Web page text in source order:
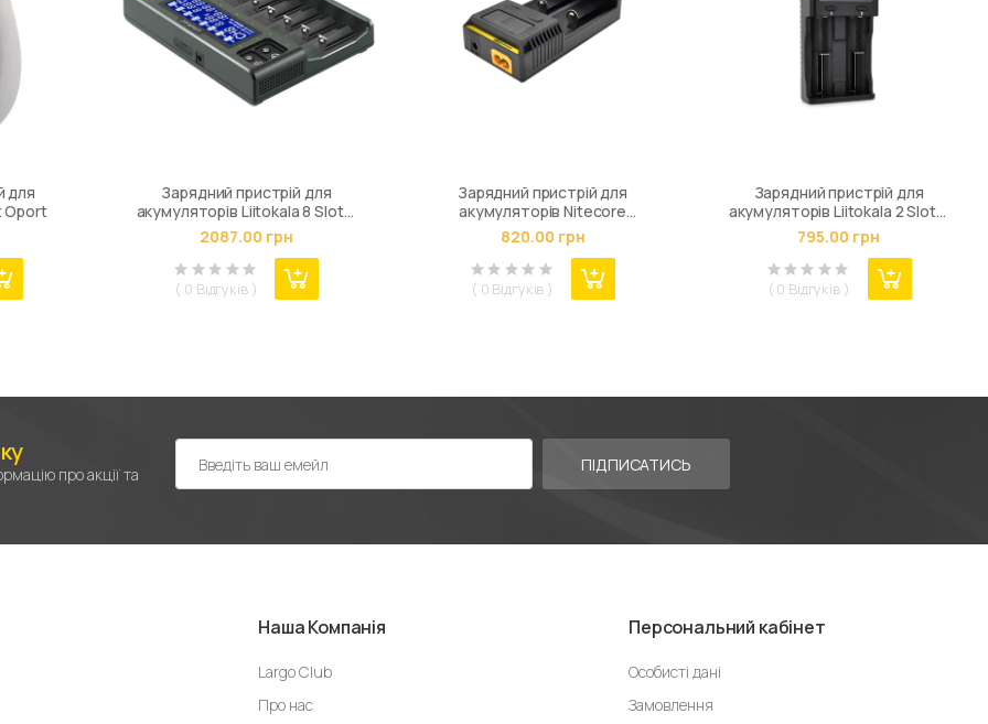
для
Oport
Зарядний пристрій для
акумуляторів Liitokala 8 Slots,
LCD дисплей, Li-ion/Ni-MH/Ni-
Cd/AA/ААA/AAAA/С (Lii-S8)
2087.00 грн
( 0 Відгуків )
Зарядний пристрій для
акумуляторів Nitecore
Intellicharger i2 (2 channels,
LED, Li-ion, Ni-MH/Ni-Cd, AA/
(09003)
820.00 грн
( 0 Відгуків )
Зарядний пристрій для
акумуляторів Liitokala 2 Slots,
LCD display, Li-Ion, Ni-Mh, Ni-Cd,
+ AAAA, С, 10440/.../26650 (Lii-
PD2)
795.00 грн
( 0 Відгуків )
про акції та ПІДПИСАТИСЬ
Наша Компанія
Largo Club
Про нас
Персональний кабінет
Особисті дані
Замовлення